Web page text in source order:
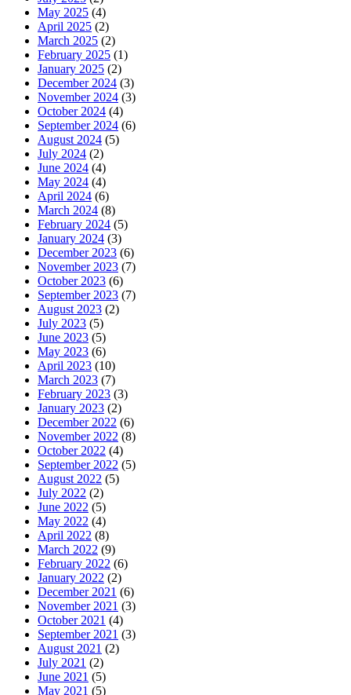
May 2025 (4)
April 2025 (2)
March 2025 (2)
February 2025 (1)
January 2025 (2)
December 2024 (3)
November 2024 (3)
October 2024 (4)
September 2024 (6)
August 2024 (5)
July 2024 (2)
June 2024 (4)
May 2024 (4)
April 2024 (6)
March 2024 (8)
February 2024 (5)
January 2024 (3)
December 2023 (6)
November 2023 (7)
October 2023 (6)
September 2023 (7)
August 2023 (2)
July 2023 (5)
June 2023 (5)
May 2023 (6)
April 2023 (10)
March 2023 (7)
February 2023 (3)
January 2023 (2)
December 2022 (6)
November 2022 (8)
October 2022 (4)
September 2022 (5)
August 2022 (5)
July 2022 (2)
June 2022 (5)
May 2022 (4)
April 2022 (8)
March 2022 (9)
February 2022 (6)
January 2022 (2)
December 2021 (6)
November 2021 (3)
October 2021 (4)
September 2021 (3)
August 2021 (2)
July 2021 (2)
June 2021 (5)
May 2021 (5)